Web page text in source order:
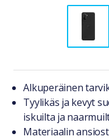
Tuotteesta
Alkuperäinen
Tyylikäs ja kevyt
iskuilta ja
Materiaalin